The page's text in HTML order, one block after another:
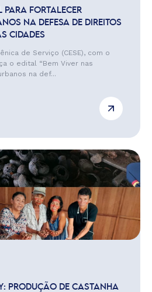
PARA FORTALECER
NA DEFESA DE DIREITOS
CIDADES
de Serviço (CESE), com o
o edital “Bem Viver nas
na def...
PRODUÇÃO DE CASTANHA